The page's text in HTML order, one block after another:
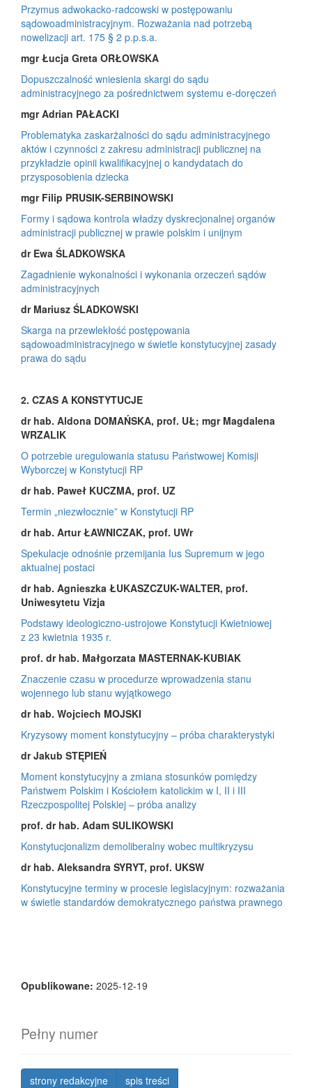
Przymus adwokacko-radcowski w postępowaniu
sądowoadministracyjnym. Rozważania nad potrzebą
nowelizacji art. 175 § 2 p.p.s.a.
mgr Łucja Greta ORŁOWSKA
Dopuszczalność wniesienia skargi do sądu
administracyjnego za pośrednictwem systemu e-doręczeń
mgr Adrian PAŁACKI
Problematyka zaskarżalności do sądu administracyjnego
aktów i czynności z zakresu administracji publicznej na
przykładzie opinii kwalifikacyjnej o kandydatach do
przysposobienia dziecka
mgr Filip PRUSIK-SERBINOWSKI
Formy i sądowa kontrola władzy dyskrecjonalnej organów
administracji publicznej w prawie polskim i unijnym
dr Ewa ŚLADKOWSKA
Zagadnienie wykonalności i wykonania orzeczeń sądów
administracyjnych
dr Mariusz ŚLADKOWSKI
Skarga na przewlekłość postępowania
sądowoadministracyjnego w świetle konstytucyjnej zasady
prawa do sądu
2. CZAS A KONSTYTUCJE
dr hab. Aldona DOMAŃSKA, prof. UŁ; mgr Magdalena
WRZALIK
O potrzebie uregulowania statusu Państwowej Komisji
Wyborczej w Konstytucji RP
dr hab. Paweł KUCZMA, prof. UZ
Termin „niezwłocznie” w Konstytucji RP
dr hab. Artur ŁAWNICZAK, prof. UWr
Spekulacje odnośnie przemijania Ius Supremum w jego
aktualnej postaci
dr hab. Agnieszka ŁUKASZCZUK-WALTER, prof.
Uniwesytetu Vizja
Podstawy ideologiczno-ustrojowe Konstytucji Kwietniowej
z 23 kwietnia 1935 r.
prof. dr hab. Małgorzata MASTERNAK-KUBIAK
Znaczenie czasu w procedurze wprowadzenia stanu
wojennego lub stanu wyjątkowego
dr hab. Wojciech MOJSKI
Kryzysowy moment konstytucyjny – próba charakterystyki
dr Jakub STĘPIEŃ
Moment konstytucyjny a zmiana stosunków pomiędzy
Państwem Polskim i Kościołem katolickim w I, II i III
Rzeczpospolitej Polskiej – próba analizy
prof. dr hab. Adam SULIKOWSKI
Konstytucjonalizm demoliberalny wobec multikryzysu
dr hab. Aleksandra SYRYT, prof. UKSW
Konstytucyjne terminy w procesie legislacyjnym: rozważania
w świetle standardów demokratycznego państwa prawnego
Opublikowane: 2025-12-19
Pełny numer
strony redakcyjne
spis treści